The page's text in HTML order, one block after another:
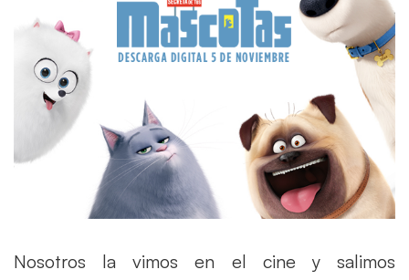
Nosotros la vimos en el cine y salimos